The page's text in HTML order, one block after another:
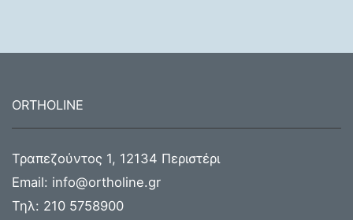
ORTHOLINE
Τραπεζούντος 1, 12134 Περιστέρι
Email: info@ortholine.gr
Τηλ: 210 5758900